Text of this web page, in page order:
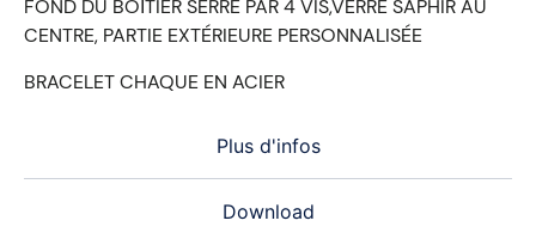
Plus d'infos
Download
FOND DU BOȊTIER SERRÉ PAR 4 VIS,VERRE SAPHIR AU
CENTRE, PARTIE EXTÉRIEURE PERSONNALISÉE
BRACELET CHAQUE EN ACIER